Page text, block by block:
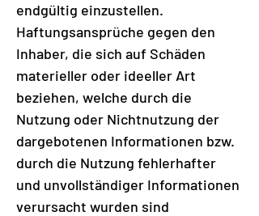
endgültig einzustellen.
Haftungsansprüche gegen den
Inhaber, die sich auf Schäden
materieller oder ideeller Art
beziehen, welche durch die
Nutzung oder Nichtnutzung der
dargebotenen Informationen bzw.
durch die Nutzung fehlerhafter
und unvollständiger Informationen
verursacht wurden sind